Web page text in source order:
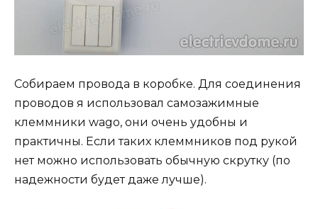
Собираем провода в коробке. Для соединения
проводов я использовал самозажимные
клеммники wago, они очень удобны и
практичны. Если таких клеммников под рукой
нет можно использовать обычную скрутку (по
надежности будет даже лучше).